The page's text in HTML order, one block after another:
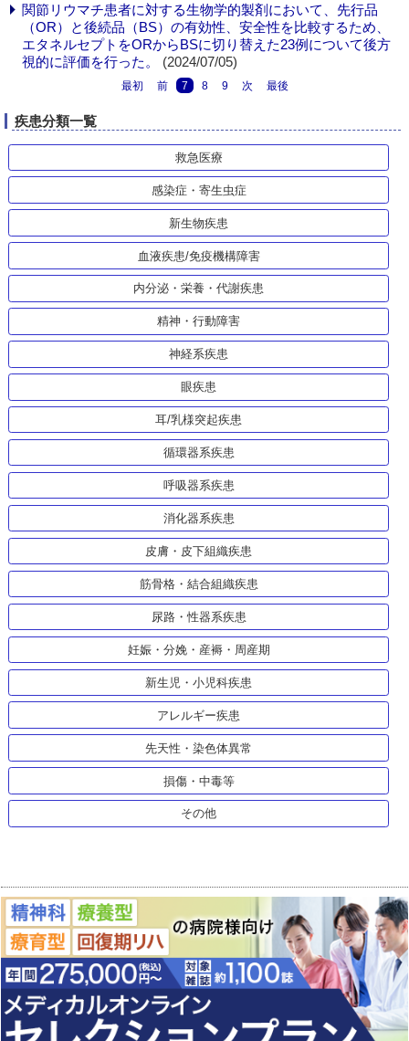
関節リウマチ患者に対する生物学的製剤において、先行品
（OR）と後続品（BS）の有効性、安全性を比較するため、
エタネルセプトをORからBSに切り替えた23例について後方
視的に評価を行った。
(2024/07/05)
最初 前 7 8 9 次 最後
疾患分類一覧
救急医療
感染症・寄生虫症
新生物疾患
血液疾患/免疫機構障害
内分泌・栄養・代謝疾患
精神・行動障害
神経系疾患
眼疾患
耳/乳様突起疾患
循環器系疾患
呼吸器系疾患
消化器系疾患
皮膚・皮下組織疾患
筋骨格・結合組織疾患
尿路・性器系疾患
妊娠・分娩・産褥・周産期
新生児・小児科疾患
アレルギー疾患
先天性・染色体異常
損傷・中毒等
その他